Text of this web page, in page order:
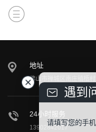
地址
佛山市禅城区南庄镇梧
24小时服务
13902842017
遇到
请填写您的手